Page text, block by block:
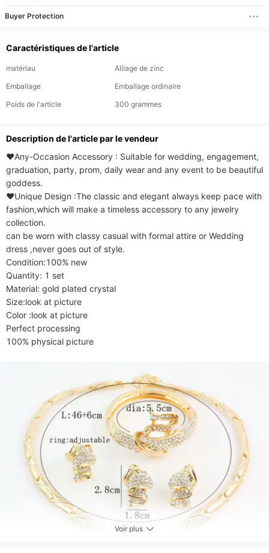
femme
Buyer Protection
Caractéristiques de l'article
matériau
Alliage de zinc
Emballage
Emballage ordinaire
Poids de l'article
300 grammes
Description de l'article par le vendeur
♥Any-Occasion Accessory : Suitable for wedding, engagement,
graduation, party, prom, daily wear and any event to be beautiful
goddess.
❤Unique Design :The classic and elegant always keep pace with
fashion,which will make a timeless accessory to any jewelry
collection.
can be worn with classy casual with formal attire or Wedding
dress ,never goes out of style.
Condition:100% new
Quantity: 1 set
Material: gold plated crystal
Size:look at picture
Color :look at picture
Perfect processing
100% physical picture
Voir plus